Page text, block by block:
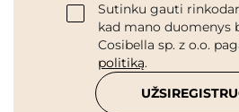
Sutinku gauti
kad mano duomenys
Cosibella sp. z o.o.
politiką.